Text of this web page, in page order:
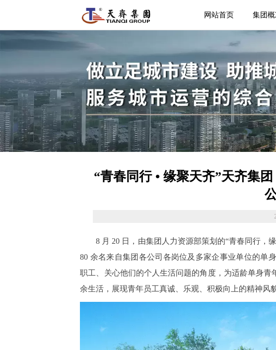
网站首页 集团
“青春同行 • 缘聚天齐”天齐集
8 月 20 日，由集团人力资源部策划的“青春同行，
80 余名来自集团各公司各岗位及多家企事业单位的单
职工、关心他们的个人生活问题的角度，为适龄单身
余生活，展现青年员工真诚、乐观、积极向上的精神风